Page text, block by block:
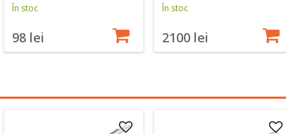
În stoc
98 lei
În stoc
2100 lei